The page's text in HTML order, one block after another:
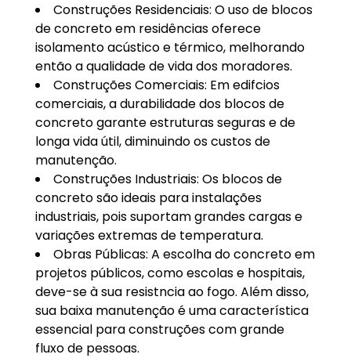
Construções Residenciais: O uso de blocos
de concreto em residências oferece
isolamento acústico e térmico, melhorando
então a qualidade de vida dos moradores.
Construções Comerciais: Em edifcios
comerciais, a durabilidade dos blocos de
concreto garante estruturas seguras e de
longa vida útil, diminuindo os custos de
manutenção.
Construções Industriais: Os blocos de
concreto são ideais para instalações
industriais, pois suportam grandes cargas e
variações extremas de temperatura.
Obras Públicas: A escolha do concreto em
projetos públicos, como escolas e hospitais,
deve-se à sua resistncia ao fogo. Além disso,
sua baixa manutenção é uma característica
essencial para construções com grande
fluxo de pessoas.